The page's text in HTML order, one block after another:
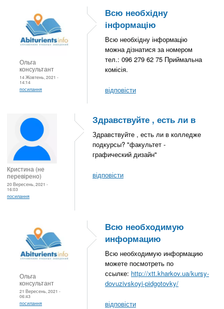
Ольга
консультант
14 Жовтень, 2021 -
14:14
посилання
Всю необхідну
інформацію
Всю необхідну інформацію
можна дізнатися за номером
тел.: 096 279 62 75 Приймальна
комісія.
відповісти
Кристина (не
перевірено)
20 Вересень, 2021 -
16:03
посилання
Здравствуйте , есть ли в
Здравствуйте , есть ли в колледже
подкурсы? "факультет -
графический дизайн"
відповісти
Ольга
консультант
21 Вересень, 2021 -
06:43
посилання
Всю необходимую
информацию
Всю необходимую информацию
можете посмотреть по
ссылке: http://xtt.kharkov.ua/kursy-
dovuzivskoyi-pidgotovky/
відповісти